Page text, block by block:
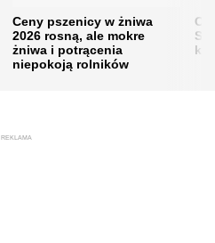
Ceny pszenicy w żniwa
2026 rosną, ale mokre
żniwa i potrącenia
niepokoją rolników
REKLAMA